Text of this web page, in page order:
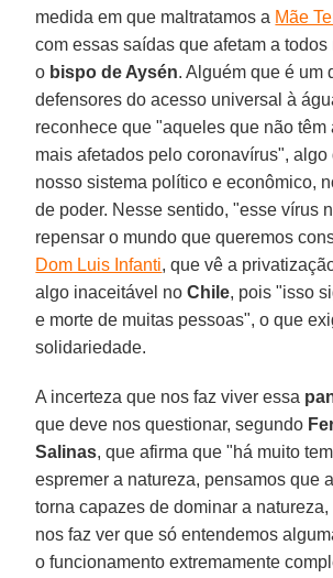
medida em que maltratamos a Mãe
com essas saídas que afetam a
o bispo de Aysén. Alguém que é um
defensores do acesso universal à
reconhece que "aqueles que não têm
mais afetados pelo coronavírus", algo
nosso sistema político e econômico,
de poder. Nesse sentido, "esse vírus
repensar o mundo que queremos
Dom Luis Infanti, que vê a
algo inaceitável noChile, pois "isso
e morte de muitas pessoas", o que
solidariedade.
A incerteza que nos faz viver essa
que deve nos questionar, segundo
Salinas, que afirma que "há muito
espremer a natureza, pensamos que
torna capazes de dominar a
nos faz ver que só entendemos
o funcionamento extremamente